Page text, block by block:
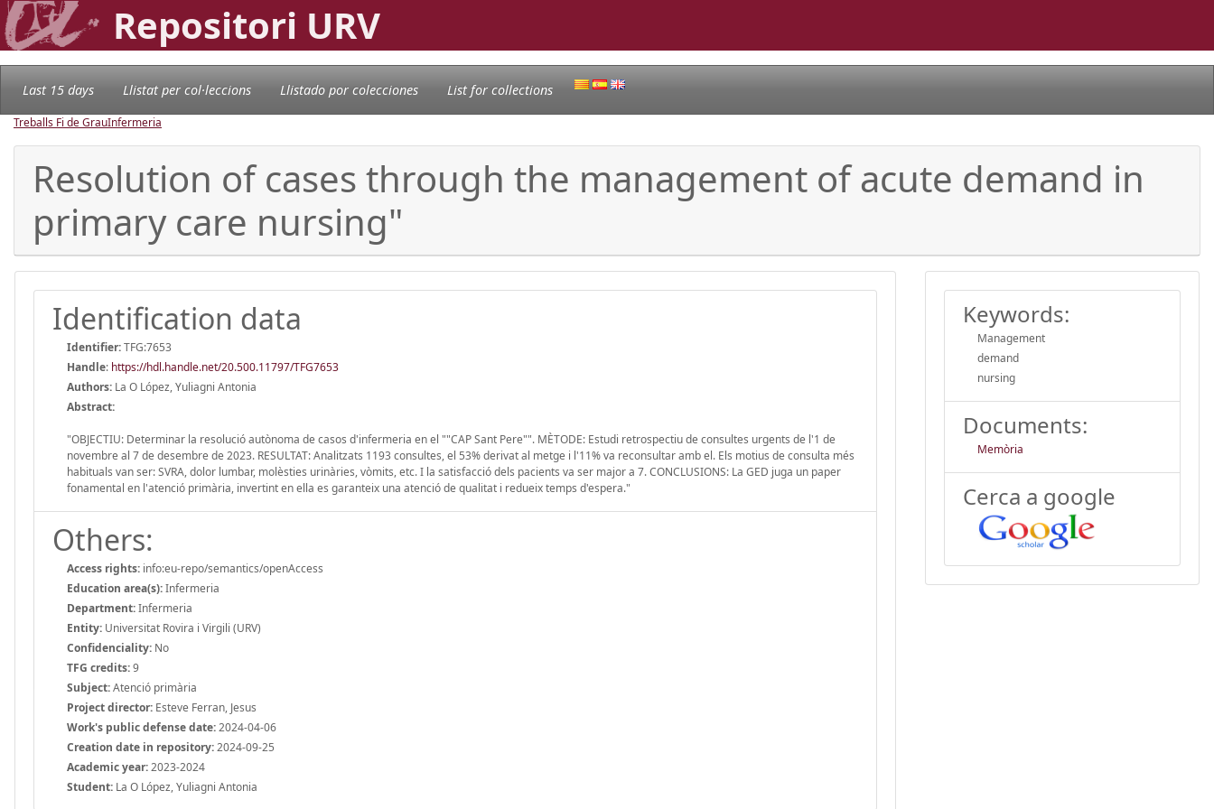
Repositori URV
Last 15 days Llistat per col·leccions Llistado por colecciones List for collections
Treballs Fi de GrauInfermeria
Resolution of cases through the management of acute demand in
primary care nursing"
Identification data
Identifier:TFG:7653
Handle: https://hdl.handle.net/20.500.11797/TFG7653
Authors: La O López, Yuliagni Antonia
Abstract:
"OBJECTIU: Determinar la resolució autònoma de casos d'infermeria en el ""CAP Sant Pere"". MÈTODE: Estudi retrospectiu de consultes urgents de l'1 de
novembre al 7 de desembre de 2023. RESULTAT: Analitzats 1193 consultes, el 53% derivat al metge i l'11% va reconsultar amb el. Els motius de consulta més
habituals van ser: SVRA, dolor lumbar, molèsties urinàries, vòmits, etc. I la satisfacció dels pacients va ser major a 7. CONCLUSIONS: La GED juga un paper
fonamental en l'atenció primària, invertint en ella es garanteix una atenció de qualitat i redueix temps d'espera."
Others:
Access rights: info:eu-repo/semantics/openAccess
Education area(s):Infermeria
Department:Infermeria
Entity: Universitat Rovira i Virgili (URV)
Confidenciality: No
TFG credits:9
Subject:Atenció primària
Project director: Esteve Ferran, Jesus
Work's public defense date:2024-04-06
Creation date in repository:2024-09-25
Academic year:2023-2024
Student: La O López, Yuliagni Antonia
Keywords:
Management
demand
nursing
Documents:
Memòria
Cerca a google